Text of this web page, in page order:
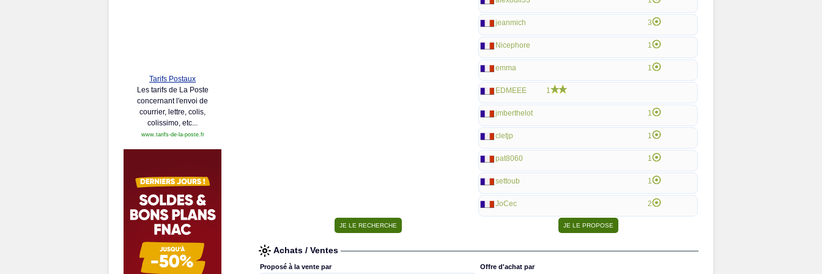
Tarifs Postaux
Les tarifs de La Poste
concernant l'envoi de
courrier, lettre, colis,
colissimo, etc...
www.tarifs-de-la-poste.fr
jeanmich 3
Nicephore 1
emma 1
EDMEEE 1
jmberthelot 1
cletjp 1
pat8060 1
settoub 1
JoCec 2
Achats / Ventes
Proposé à la vente par Offre d'achat par